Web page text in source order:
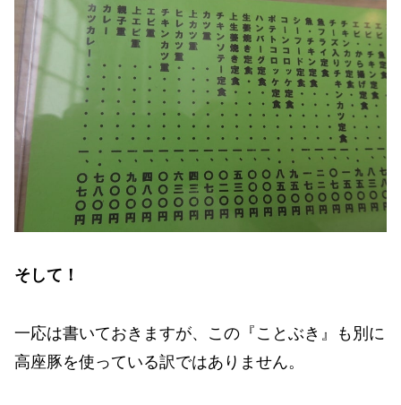
そして！
一応は書いておきますが、この『ことぶき』も別に
高座豚を使っている訳ではありません。